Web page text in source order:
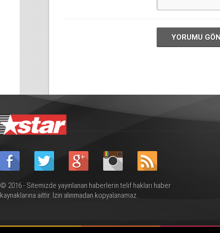
YORUMU
© 2016 - Sitemizde yayınlanan haberlerin telif hakları haber
kaynaklarına aittir. İzin alınmadan kopyalanamaz.